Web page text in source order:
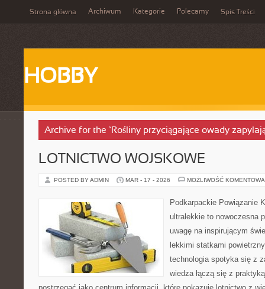
Strona główna Archiwum Kategorie Polecamy Spis Treści
HOBBY
Archive for the ‘Rośliny przyciągające owady
LOTNICTWO WOJSKOWE
POSTED BY ADMIN MAR - 17 - 2026 MOŻLIWOŚĆ
Podkarpackie Powiązanie
ultralekkie to nowoczesna
uwagę na inspirującym
lekkimi statkami
technologia spotyka się z
wiedza łączą się z